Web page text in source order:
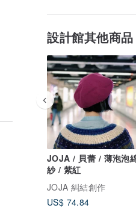
設計館其他商品
JOJA / 貝蕾 / 薄泡泡
紗 / 紫紅
JOJA 糾結創作
US$ 74.84